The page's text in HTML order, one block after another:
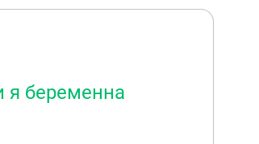
я беременна